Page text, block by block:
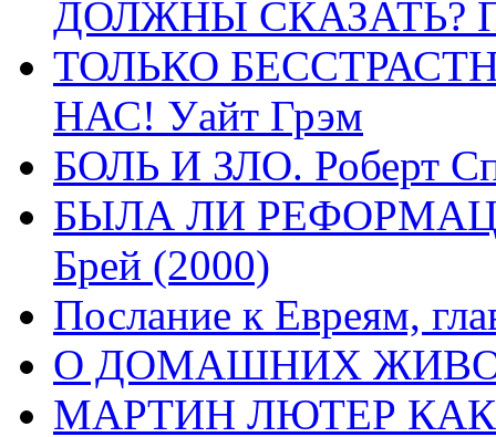
ДОЛЖНЫ СКАЗАТЬ?
ТОЛЬКО
НАС! Уайт Грэм
БОЛЬ И ЗЛО. Роберт
БЫЛА ЛИ
Брей (2000)
Послание к Евреям,
О ДОМАШНИХ
МАРТИН ЛЮТЕР